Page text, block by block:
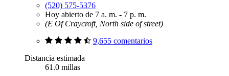
(520) 575-5376
Hoy abierto de 7 a. m. - 7 p. m.
(E Of Craycroft, North side of street)
9,655 comentarios
Distancia estimada
61.0 millas